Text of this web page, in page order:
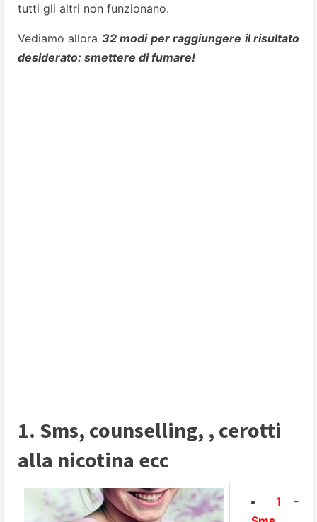
tutti gli altri non funzionano.
Vediamo allora 32 modi per raggiungere il risultato
desiderato: smettere di fumare!
1. Sms, counselling, , cerotti
alla nicotina ecc
1 -